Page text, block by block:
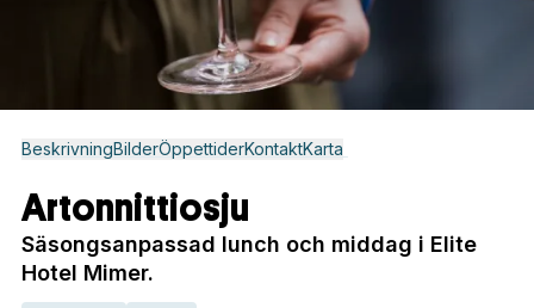
BeskrivningBilderÖppettiderKontaktKarta
Artonnittiosju
Säsongsanpassad lunch och middag i Elite
Hotel Mimer.